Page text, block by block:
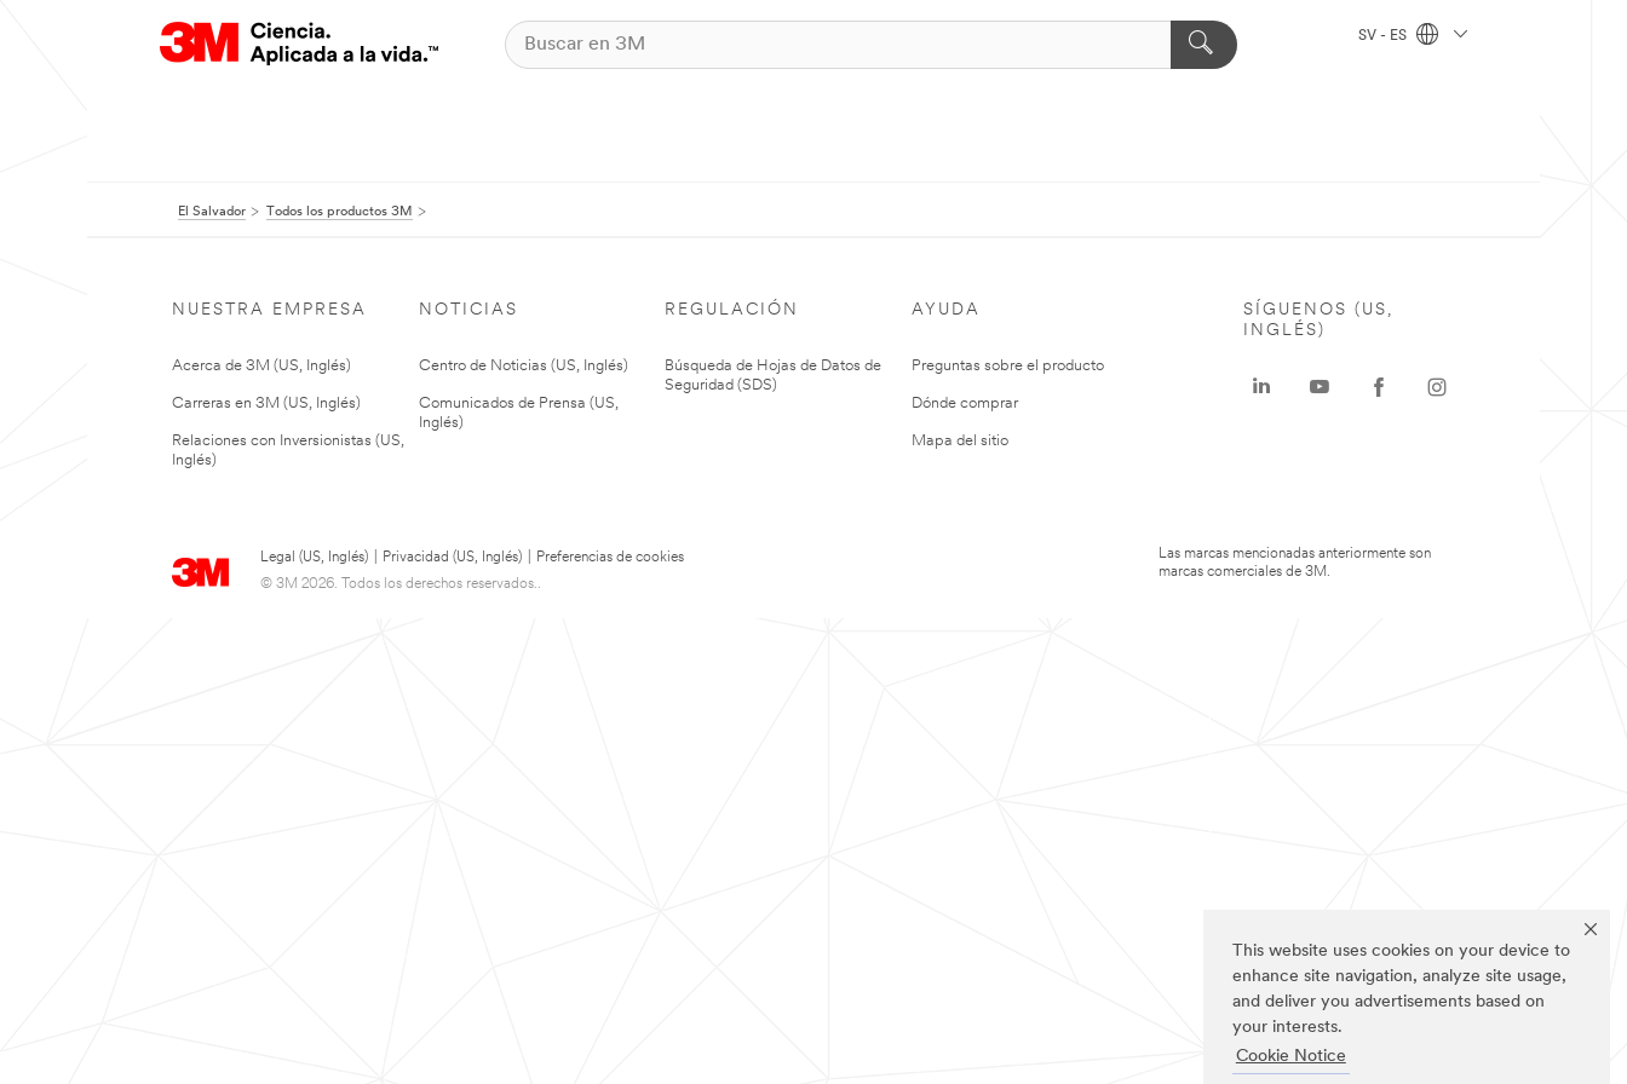
This website uses cookies on your device to
enhance site navigation, analyze site usage,
and deliver you advertisements based on
your interests.
Cookie Notice
SV - ES
El Salvador Todos los productos 3M
NUESTRA EMPRESA
Acerca de 3M (US, Inglés)
Carreras en 3M (US, Inglés)
Relaciones con Inversionistas (US,
Inglés)
NOTICIAS
Centro de Noticias (US, Inglés)
Comunicados de Prensa (US,
Inglés)
REGULACIÓN
Búsqueda de Hojas de Datos de
Seguridad (SDS)
AYUDA
Preguntas sobre el producto
Dónde comprar
Mapa del sitio
Legal (US, Inglés) Privacidad (US, Inglés)
Preferencias de cookies
© 3M 2026. Todos los derechos reservados..
SÍGUENOS (US,
INGLÉS)
Las marcas mencionadas anteriormente son
marcas comerciales de 3M.